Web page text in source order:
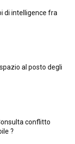
di intelligence fra
al posto degli
conflitto
?